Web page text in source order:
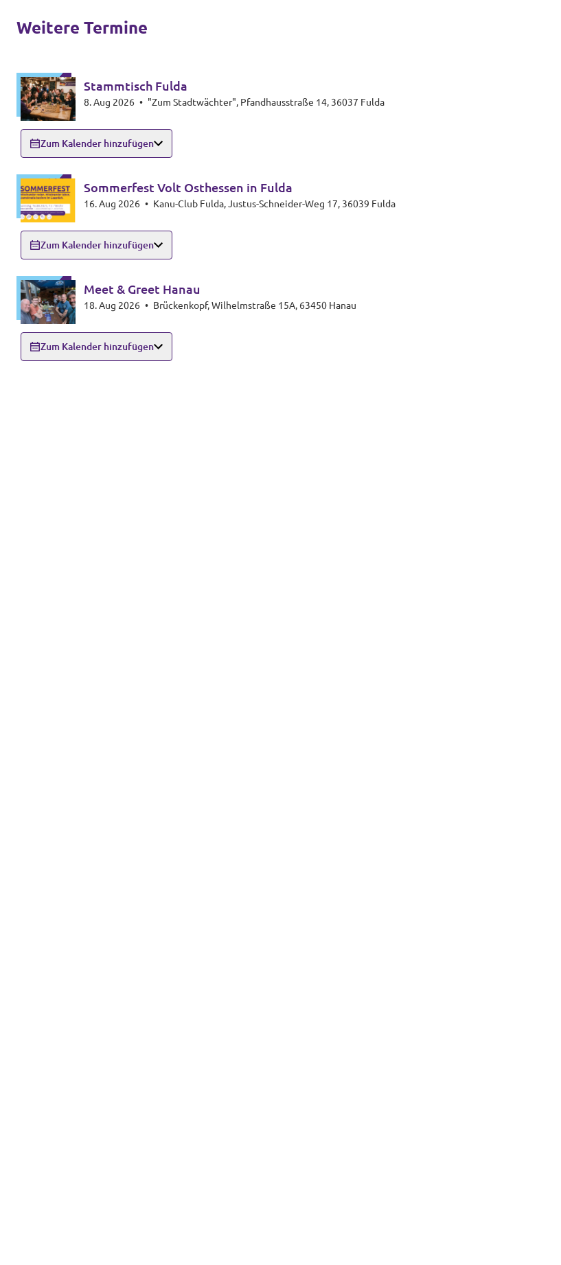
Weitere Termine
Stammtisch Fulda
8. Aug 2026 • "Zum Stadtwächter", Pfandhausstraße 14, 36037 Fulda
Zum Kalender hinzufügen
Sommerfest Volt Osthessen in Fulda
16. Aug 2026 • Kanu-Club Fulda, Justus-Schneider-Weg 17, 36039 Fulda
Zum Kalender hinzufügen
Meet & Greet Hanau
18. Aug 2026 • Brückenkopf, Wilhelmstraße 15A, 63450 Hanau
Zum Kalender hinzufügen